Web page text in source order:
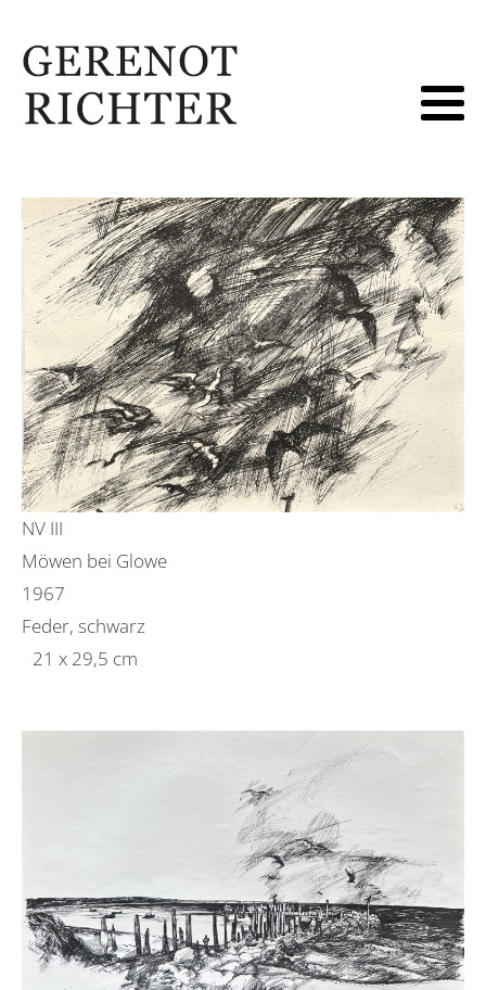
NV III
Möwen bei Glowe
1967
Feder, schwarz
21 x 29,5 cm